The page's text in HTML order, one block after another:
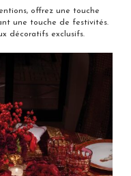
offrez une touche
une touche de festivités.
décoratifs exclusifs.